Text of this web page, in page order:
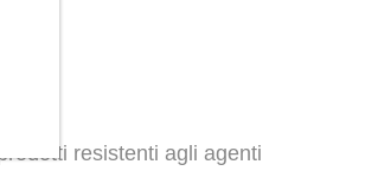
resistenti agli agenti